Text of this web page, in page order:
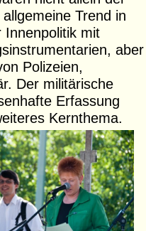
Trend in
Innenpolitik mit
aber
Polizeien,
Der militärische
Erfassung
Kernthema.